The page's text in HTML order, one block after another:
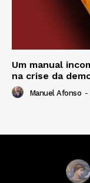
Um manual
na crise da
Manuel Afonso -